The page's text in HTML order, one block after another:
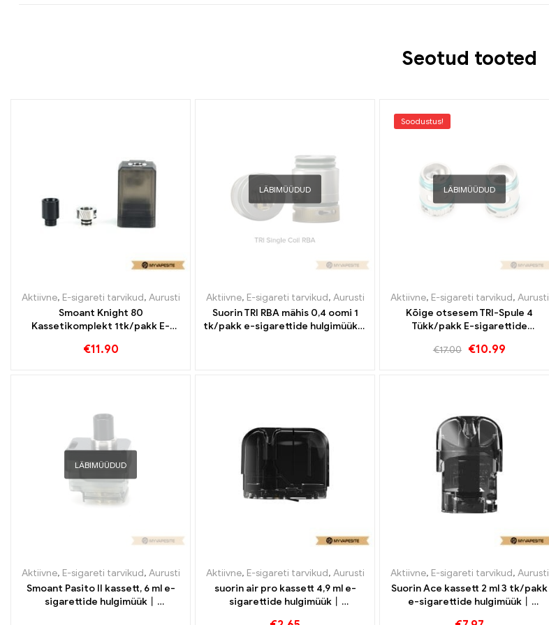
Seotud tooted
Aktiivne, E-sigareti tarvikud, Aurusti
Smoant Knight 80
Kassetikomplekt 1tk/pakk E-
Kohandatud
€11.90
LÄBIMÜÜDUD
Aktiivne, E-sigareti tarvikud, Aurusti
Suorin TRI RBA mähis 0,4 oomi 1
tk/pakk e-sigarettide hulgimüük丨
Soodustus!
LÄBIMÜÜDUD
Aktiivne, E-sigareti tarvikud, Aurusti
Kõige otsesem TRI-Spule 4
Tükk/pakk E-sigarettide
€17.00 €10.99
LÄBIMÜÜDUD
Aktiivne, E-sigareti tarvikud, Aurusti
Smoant Pasito II kassett, 6 ml e-
sigarettide hulgimüük丨
Aktiivne, E-sigareti tarvikud, Aurusti
suorin air pro kassett 4,9 ml e-
sigarettide hulgimüük丨
Aktiivne, E-sigareti tarvikud, Aurusti
Suorin Ace kassett 2 ml 3 tk/pakk
e-sigarettide hulgimüük丨